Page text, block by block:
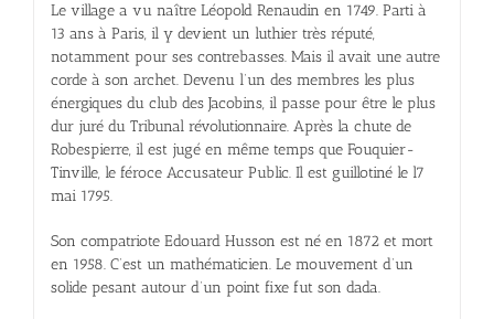
Le village a vu naître Léopold Renaudin en 1749. Parti à
13 ans à Paris, il y devient un luthier très réputé,
notamment pour ses contrebasses. Mais il avait une autre
corde à son archet. Devenu l’un des membres les plus
énergiques du club des Jacobins, il passe pour être le plus
dur juré du Tribunal révolutionnaire. Après la chute de
Robespierre, il est jugé en même temps que Fouquier-
Tinville, le féroce Accusateur Public. Il est guillotiné le l7
mai 1795.
Son compatriote Edouard Husson est né en 1872 et mort
en 1958. C’est un mathématicien. Le mouvement d’un
solide pesant autour d’un point fixe fut son dada.